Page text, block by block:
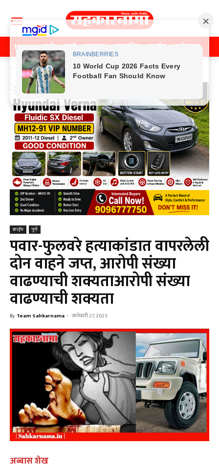
Home पुणे मुंबई महाराष्ट्र राजकीय क्राईम मनोरंजन
Home क्राईम
क्राईम पुणे
पवार-फुलवरे हत्याकांडात वापरलेली
दोन वाहने जप्त, आरोपी संख्या
वाढण्याची शक्यताआरोपी संख्या
वाढण्याची शक्यता
By Team Sahkarnama - जानेवारी 27, 2023
अब्बास शेख